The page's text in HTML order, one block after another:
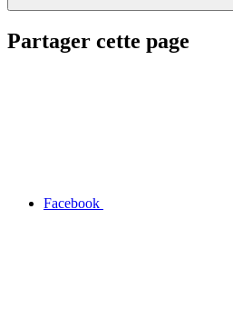
Partager cette page
Facebook